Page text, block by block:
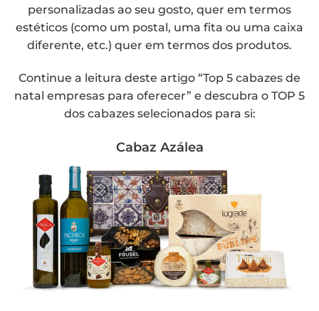
personalizadas ao seu gosto, quer em termos
estéticos (como um postal, uma fita ou uma caixa
diferente, etc.) quer em termos dos produtos.
Continue a leitura deste artigo “Top 5 cabazes de
natal empresas para oferecer” e descubra o TOP 5
dos cabazes selecionados para si:
Cabaz Azálea